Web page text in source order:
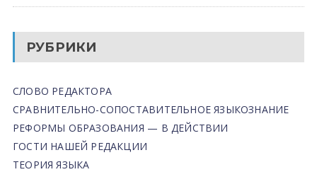
РУБРИКИ
СЛОВО РЕДАКТОРА
СРАВНИТЕЛЬНО-СОПОСТАВИТЕЛЬНОЕ ЯЗЫКОЗНАНИЕ
РЕФОРМЫ ОБРАЗОВАНИЯ — В ДЕЙСТВИИ
ГОСТИ НАШЕЙ РЕДАКЦИИ
ТЕОРИЯ ЯЗЫКА